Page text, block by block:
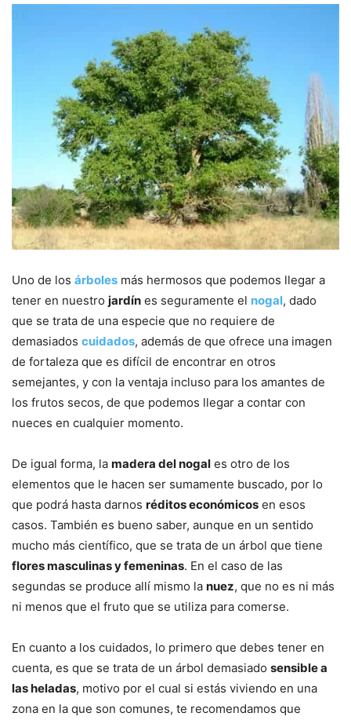
Uno de los árboles más hermosos que podemos llegar a
tener en nuestro jardín es seguramente el nogal, dado
que se trata de una especie que no requiere de
demasiados cuidados, además de que ofrece una imagen
de fortaleza que es difícil de encontrar en otros
semejantes, y con la ventaja incluso para los amantes de
los frutos secos, de que podemos llegar a contar con
nueces en cualquier momento.
De igual forma, la madera del nogal es otro de los
elementos que le hacen ser sumamente buscado, por lo
que podrá hasta darnos réditos económicos en esos
casos. También es bueno saber, aunque en un sentido
mucho más científico, que se trata de un árbol que tiene
flores masculinas y femeninas. En el caso de las
segundas se produce allí mismo la nuez, que no es ni más
ni menos que el fruto que se utiliza para comerse.
En cuanto a los cuidados, lo primero que debes tener en
cuenta, es que se trata de un árbol demasiado sensible a
las heladas, motivo por el cual si estás viviendo en una
zona en la que son comunes, te recomendamos que